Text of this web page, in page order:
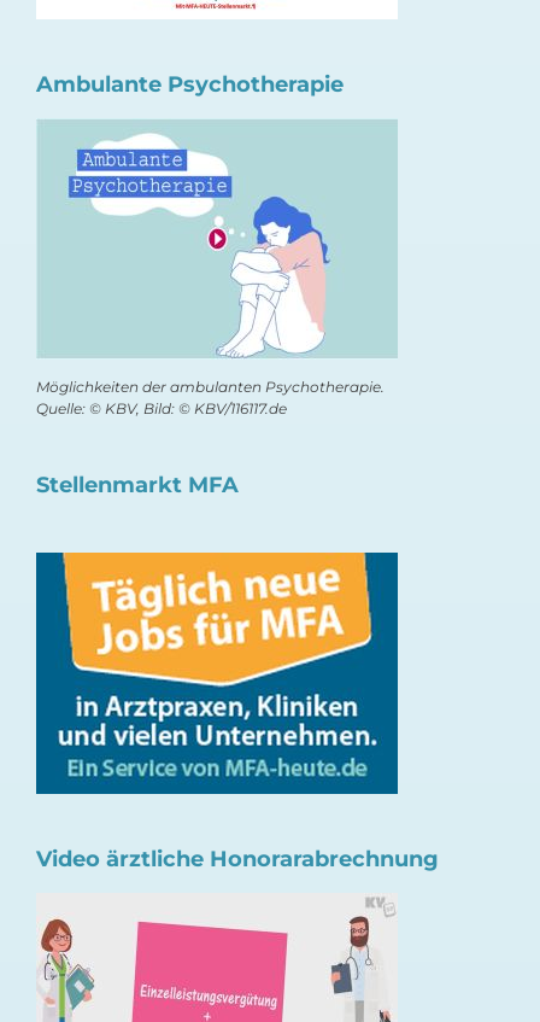
Ambulante Psychotherapie
Möglichkeiten der ambulanten Psychotherapie.
Quelle: © KBV, Bild: © KBV/116117.de
Stellenmarkt MFA
Video ärztliche Honorarabrechnung